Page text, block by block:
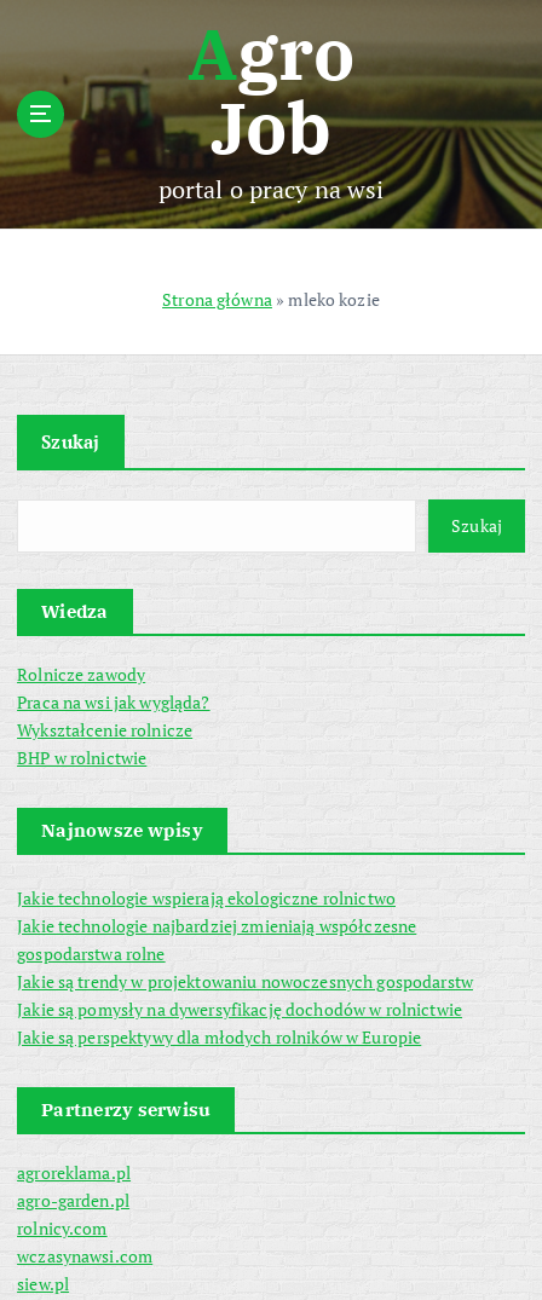
p
t
c
n
Agro
Job
portal o pracy na wsi
Strona główna»mleko kozie
Szukaj
Szukaj
Wiedza
Rolnicze zawody
Praca na wsi jak wygląda?
Wykształcenie rolnicze
BHP w rolnictwie
Najnowsze wpisy
Jakie technologie wspierają ekologiczne rolnictwo
Jakie technologie najbardziej zmieniają współczesne
gospodarstwa rolne
Jakie są trendy w projektowaniu nowoczesnych gospodarstw
Jakie są pomysły na dywersyfikację dochodów w rolnictwie
Jakie są perspektywy dla młodych rolników w Europie
Partnerzy serwisu
agroreklama.pl
agro-garden.pl
rolnicy.com
wczasynawsi.com
siew.pl